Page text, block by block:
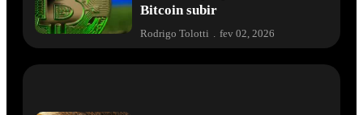
Bitcoin subir
Rodrigo Tolotti fev 02, 2026